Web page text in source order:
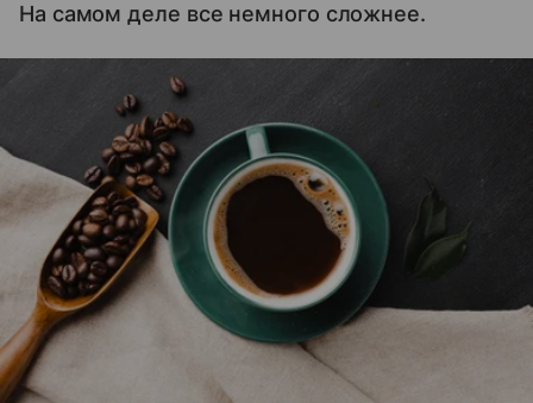
На самом деле все немного сложнее.